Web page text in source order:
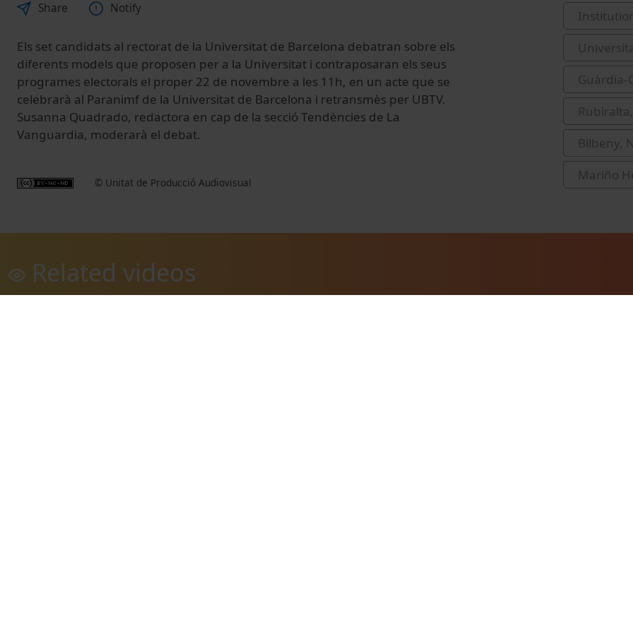
Share Notify
Els set candidats al rectorat de la Universitat de Barcelona debatran sobre els
diferents models que proposen per a la Universitat i contraposaran els seus
programes electorals el proper 22 de novembre a les 11h, en un acte que se
celebrarà al Paranimf de la Universitat de Barcelona i retransmès per UBTV.
Susanna Quadrado, redactora en cap de la secció Tendències de La
Vanguardia, moderarà el debat.
© Unitat de Producció Audiovisual
Guàrdia-
Bilbeny,
Mariño
Related videos